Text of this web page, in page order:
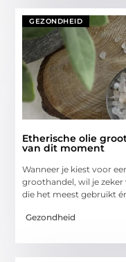
GEZONDHEID
Etherische olie
van dit moment
Wanneer je kiest voor
groothandel, wil je
die het meest gebruikt
Gezondheid